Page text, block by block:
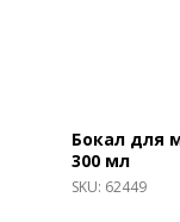
Бокал для
300 мл
SKU: 62449